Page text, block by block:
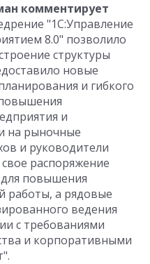
комментирует
"1С:Управление
8.0" позволило
структуры
новые
и гибкого
и
на рыночные
и руководители
распоряжение
повышения
работы, а рядовые
ведения
с требованиями
и корпоративными